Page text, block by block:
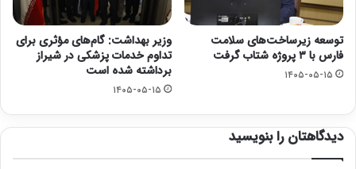
توسعه زیرساخت‌های سلامت
فارس با ۳ پروژه شتاب گرفت
۱۴۰۵-۰۵-۱۵
وزیر بهداشت: گام‌های مؤثری برای
تداوم خدمات پزشکی در شیراز
برداشته شده است
۱۴۰۵-۰۵-۱۵
دیدگاهتان را بنویسید